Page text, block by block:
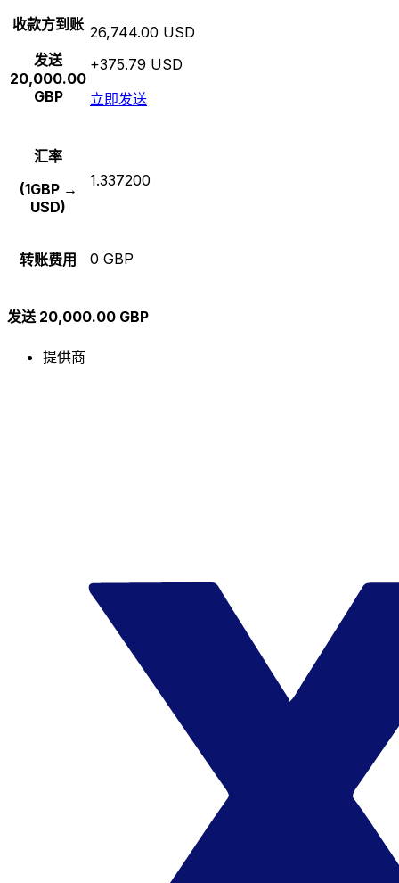
收款方到账
发送
20,000.00
GBP
26,744.00 USD
+375.79 USD
立即发送
汇率
(1GBP →
USD)
1.337200
转账费用 0 GBP
发送 20,000.00 GBP
提供商